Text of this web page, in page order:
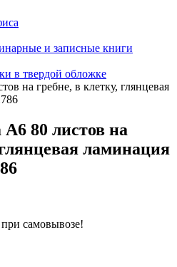
и записные книги
в твердой обложке
на гребне, в клетку, глянцевая
80 листов на
ламинация
самовывозе!